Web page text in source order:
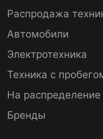
Распродажа
Автомобили
Электротехника
Техника с
На распределение
Бренды